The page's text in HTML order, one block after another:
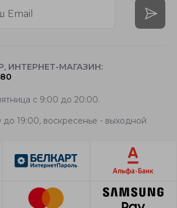
ИНТЕРНЕТ-МАГАЗИН:
с 9:00 до 20:00.
до 19:00, воскресенье - выходной